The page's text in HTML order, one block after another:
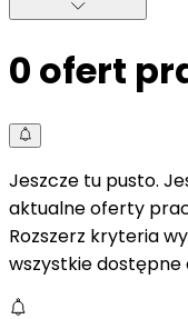
0 ofert
Jeszcze tu pusto.
aktualne oferty
Rozszerz kryteria
wszystkie dostępne